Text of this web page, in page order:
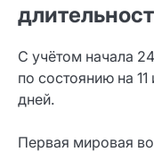
С учётом начала
по состоянию на
дней.
Первая мировая